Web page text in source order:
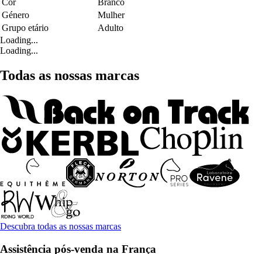
Cor
Branco
Género
Mulher
Grupo etário
Adulto
Loading...
Loading...
Todas as nossas marcas
Descubra todas as nossas marcas
Assistência pós-venda na França